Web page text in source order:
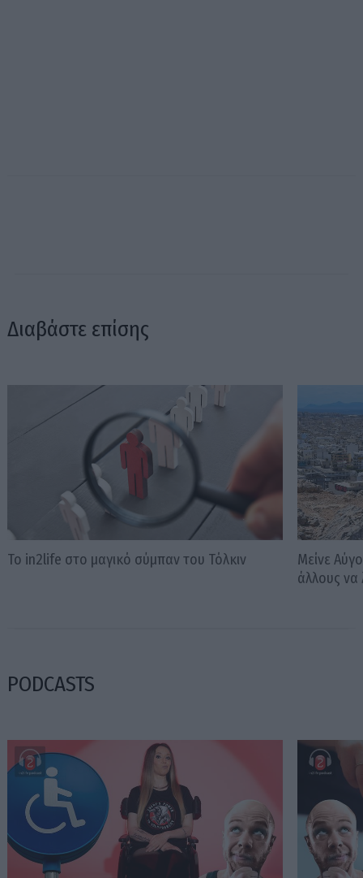
Διαβάστε επίσης
Το in2life στο μαγικό σύμπαν του Τόλκιν
Μείνε
άλλους να
PODCASTS